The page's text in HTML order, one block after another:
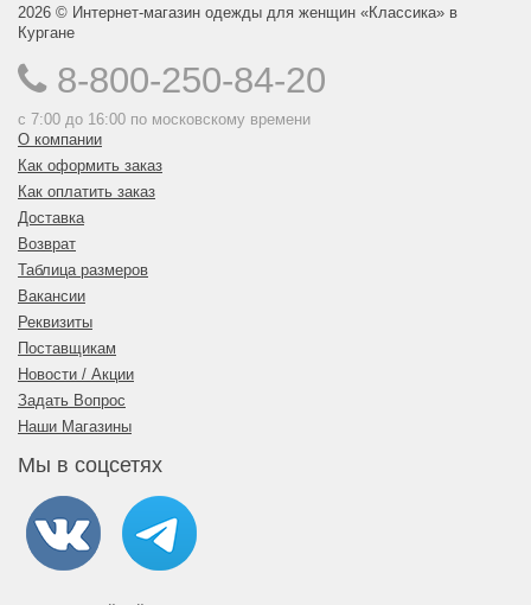
2026 © Интернет-магазин одежды для женщин «Классика» в
Кургане
8-800-250-84-20
с 7:00 до 16:00 по московскому времени
О компании
Как оформить заказ
Как оплатить заказ
Доставка
Возврат
Таблица размеров
Вакансии
Реквизиты
Поставщикам
Новости / Акции
Задать Вопрос
Наши Магазины
Мы в соцсетях